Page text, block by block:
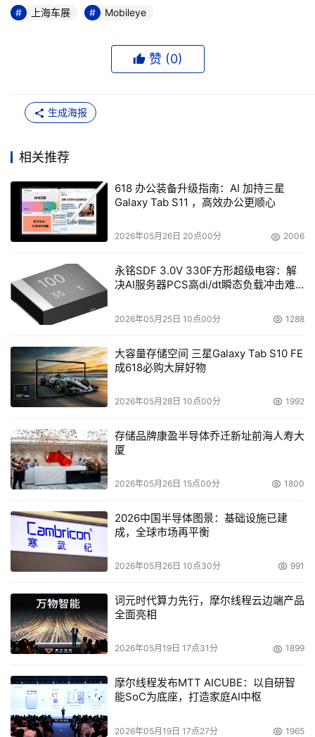
高速及城区体验活动，搭载Mobileye 组合辅助驾驶解决方
ODD内驾驭多样化路况场景的能力。
随着消费者日益渴望高端车型所搭载的驾驶辅助体验能惠及
场景、兼顾成本效益的中阶辅助驾驶方案，正在成为推动驾
驶自动化功能普及的关键细分市场。
Mobileye的“环绕式ADAS”正是顺应这一需求专门打造的中
阶辅助驾驶方案。它基于Mobileye先进的软件堆栈，通过
合，以更低的系统成本，将基础的安全功能与高速公路及特
定路况下的驾驶辅助和泊车辅助等高端驾乘体验相结合，致
力于既满足消费者对高速公路驾驶自动化日益增长的期待，
辆级规模的主流量产车型。
在中阶辅助驾驶这一日益增长的细分市场，Mobileye正加
速发力。在全球市场层面，Mobileye正与大众汽车合作，
通过“环绕式ADAS”为其面向规模化市场的量产车型带来组
合驾驶辅助系统升级体验；在国内市场，Mobileye也正与
本土合作方共同致力打造基于“环绕式ADAS”的解决方案，
体现了Mobileye持续深耕中国市场，助力推动辅助驾驶功
助力中国车企出海
近年来，中国车企出海步伐显著加快。在这一进程中，海外
市场更严苛的安全法规和动态变化的市场环境提高了车企快
速落地海外市场的门槛。Mobileye作为在全球市场久经验
证的驾驶自动化解决方案提供商，凭借安全高效且具可扩展
性的解决方案，以及在全球范围内的大规模落地部署经验，
能够为中国车企的全球化业务拓展提供持续助力。
本文来源于DOIT传媒，文章内容仅供参考，不构成投资建议。
上海车展 Mobileye
赞 (0)
生成海报
相关推荐
618 办公装备升级指南：AI 加持三星
Galaxy Tab S11 ，高效办公更顺心
2026年05月26日 20点00分 2006
永铭SDF 3.0V 330F方形超级电容：解
决AI服务器PCS高di/dt瞬态负载冲击难
2026年05月25日 10点00分 1288
大容量存储空间 三星Galaxy Tab S10 FE
成618必购大屏好物
2026年05月28日 10点00分 1992
存储品牌康盈半导体乔迁新址前海人寿大
厦
2026年05月26日 15点00分 1800
2026中国半导体图景：基础设施已建
成，全球市场再平衡
2026年05月26日 10点30分 991
词元时代算力先行，摩尔线程云边端产品
全面亮相
2026年05月19日 17点31分 1899
摩尔线程发布MTT AICUBE：以自研智
能SoC为底座，打造家庭AI中枢
2026年05月19日 17点27分 1965